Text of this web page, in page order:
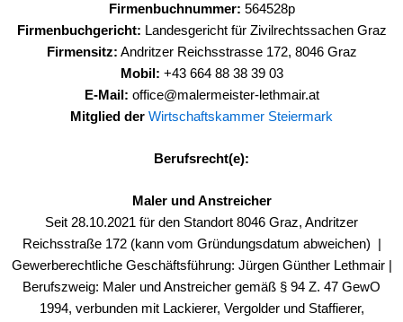
Firmenbuchnummer: 564528p
Firmenbuchgericht: Landesgericht für Zivilrechtssachen Graz
Firmensitz: Andritzer Reichsstrasse 172, 8046 Graz
Mobil: +43 664 88 38 39 03
E-Mail: office@malermeister-lethmair.at
Mitglied der Wirtschaftskammer Steiermark
Berufsrecht(e):
Maler und Anstreicher
Seit 28.10.2021 für den Standort 8046 Graz, Andritzer
Reichsstraße 172 (kann vom Gründungsdatum abweichen) |
Gewerberechtliche Geschäftsführung: Jürgen Günther Lethmair |
Berufszweig: Maler und Anstreicher gemäß § 94 Z. 47 GewO
1994, verbunden mit Lackierer, Vergolder und Staffierer,